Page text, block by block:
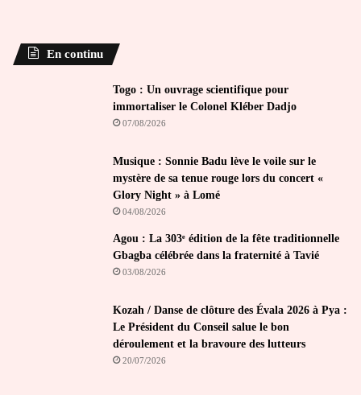
En continu
Togo : Un ouvrage scientifique pour
immortaliser le Colonel Kléber Dadjo
07/08/2026
Musique : Sonnie Badu lève le voile sur le
mystère de sa tenue rouge lors du concert «
Glory Night » à Lomé
04/08/2026
Agou : La 303ᵉ édition de la fête traditionnelle
Gbagba célébrée dans la fraternité à Tavié
03/08/2026
Kozah / Danse de clôture des Évala 2026 à Pya :
Le Président du Conseil salue le bon
déroulement et la bravoure des lutteurs
20/07/2026